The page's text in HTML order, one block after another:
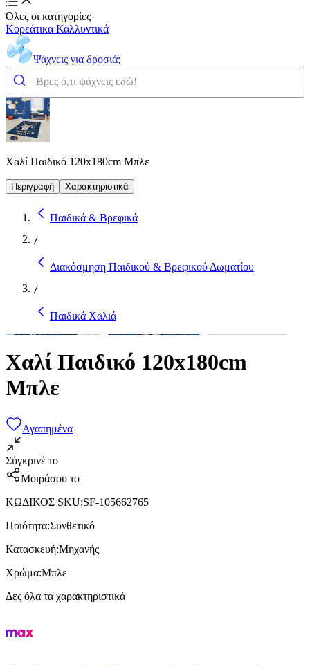
Όλες οι κατηγορίες
Κορεάτικα Καλλυντικά
Ψάχνεις για δροσιά;
Χαλί Παιδικό 120x180cm Μπλε
Περιγραφή Χαρακτηριστικά
Παιδικά & Βρεφικά
/
Διακόσμηση Παιδικού & Βρεφικού Δωματίου
/
Παιδικά Χαλιά
Χαλί Παιδικό 120x180cm
Μπλε
Αγαπημένα
Σύγκρινέ το
Μοιράσου το
ΚΩΔΙΚΟΣ SKU:SF-105662765
Ποιότητα:Συνθετικό
Κατασκευή:Μηχανής
Χρώμα:Μπλε
Δες όλα τα χαρακτηριστικά